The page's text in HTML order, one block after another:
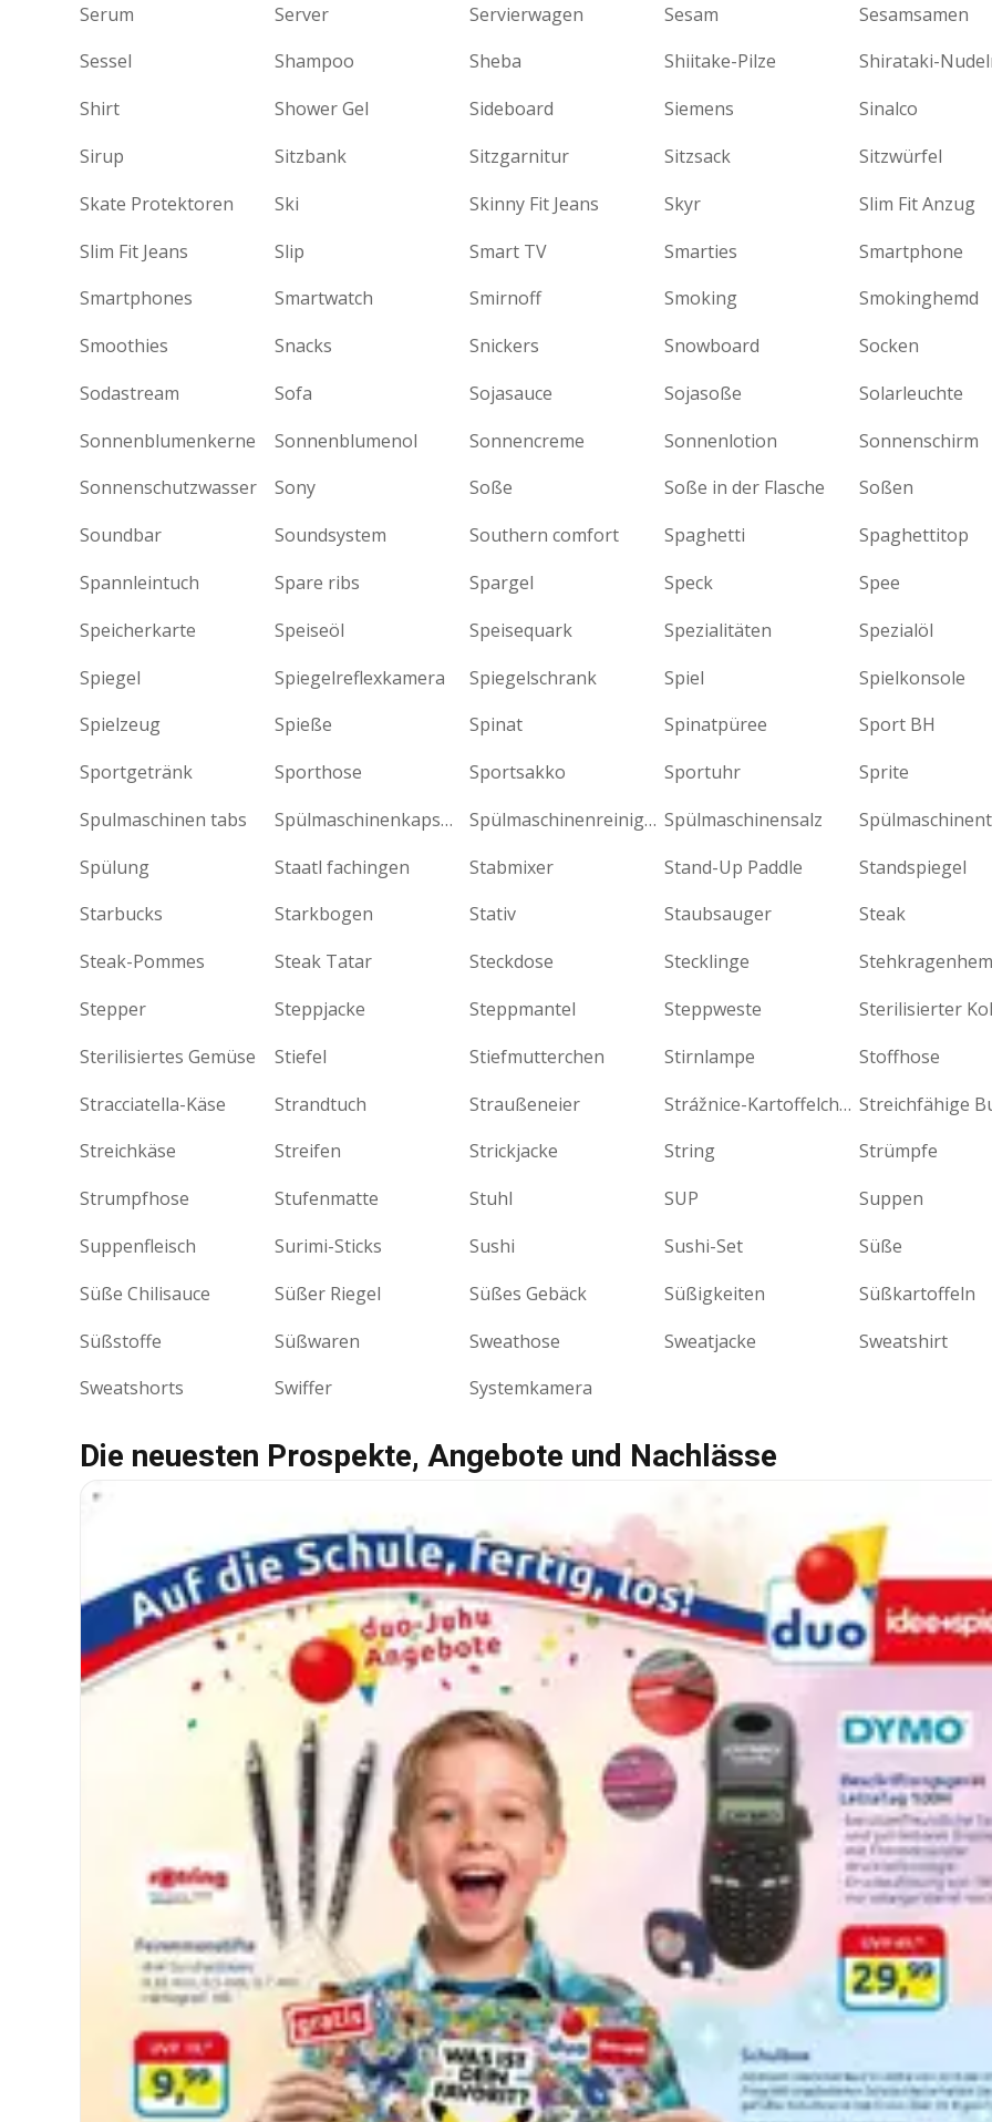
Serum
Server Servierwagen Sesam
Sesamsamen
Sessel
Shampoo Sheba Shiitake-Pilze
Shirataki-
Shirt
Shower Gel Sideboard Siemens
Sinalco
Sirup
Sitzbank Sitzgarnitur Sitzsack
Sitzwürfel
Skate Protektoren
Ski Skinny Fit Jeans Skyr
Slim Fit Anzug
Slim Fit Jeans
Slip Smart TV Smarties
Smartphone
Smartphones
Smartwatch Smirnoff Smoking
Smokinghemd
Smoothies
Snacks Snickers Snowboard
Socken
Sodastream
Sofa Sojasauce Sojasoße
Solarleuchte
Sonnenblumenkerne
Sonnenblumenol Sonnencreme Sonnenlotion
Sonnenschirm
Sonnenschutzwasser
Sony Soße Soße in der Flasche
Soßen
Soundbar
Soundsystem Southern comfort Spaghetti
Spaghettitop
Spannleintuch
Spare ribs Spargel Speck
Spee
Speicherkarte
Speiseöl Speisequark Spezialitäten
Spezialöl
Spiegel
Spiegelreflexkamera Spiegelschrank Spiel
Spielkonsole
Spielzeug
Spieße Spinat Spinatpüree
Sport BH
Sportgetränk
Sporthose Sportsakko Sportuhr
Sprite
Spulmaschinen tabs
Spülmaschinenkapseln Spülmaschinenreiniger Spülmaschinensalz
Spülung
Staatl fachingen Stabmixer Stand-Up Paddle
Standspiegel
Starbucks
Starkbogen Stativ Staubsauger
Steak
Steak-Pommes
Steak Tatar Steckdose Stecklinge
Stepper
Steppjacke Steppmantel Steppweste
Sterilisierter
Sterilisiertes Gemüse
Stiefel Stiefmutterchen Stirnlampe
Stoffhose
Stracciatella-Käse
Strandtuch Straußeneier Strážnice-Kartoffelchips Streichfähige
Streichkäse
Streifen Strickjacke String
Strümpfe
Strumpfhose
Stufenmatte Stuhl SUP
Suppen
Suppenfleisch
Surimi-Sticks Sushi Sushi-Set
Süße
Süße Chilisauce
Süßer Riegel Süßes Gebäck Süßigkeiten
Süßkartoffeln
Süßstoffe
Süßwaren Sweathose Sweatjacke
Sweatshirt
Sweatshorts
Swiffer Systemkamera
Die neuesten Prospekte, Angebote und Nachlässe